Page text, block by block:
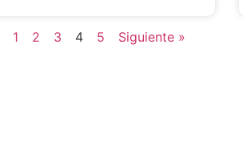
1 2 3 4 5 Siguiente »